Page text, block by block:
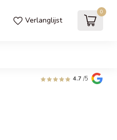
Verlanglijst
0
4.7 /5